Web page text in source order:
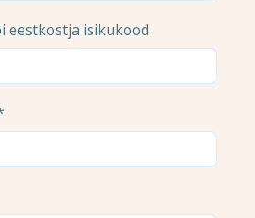
eestkostja isikukood